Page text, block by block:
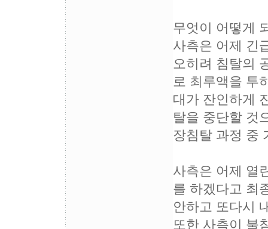
무엇이 어떻게
사측은 어제 긴
오히려 침탈의
로 최루액을 투
대가 잔인하게
탈을 중단할 것
장침탈 과정 중
사측은 어제 열
를 하겠다고 최
안하고 또다시
또한 사측이 불